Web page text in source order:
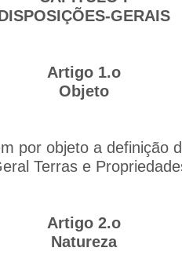
GERAIS
Artigo 1.o
Objeto
por objeto a definição
Terras e
Artigo 2.o
Natureza